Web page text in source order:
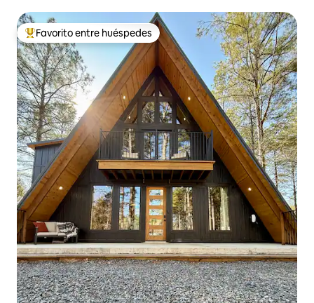
Favorito entre huéspedes preferido
Favorito entre huéspedes